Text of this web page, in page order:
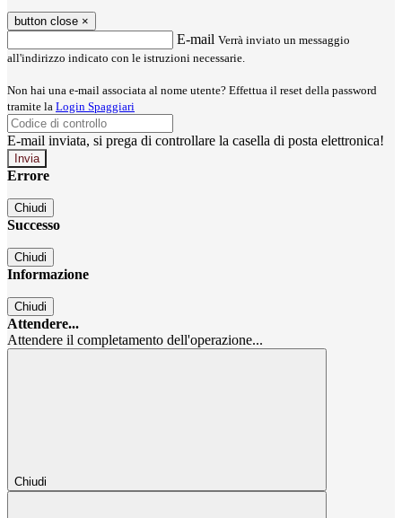
button close ×
E-mail Verrà inviato un messaggio
all'indirizzo indicato con le istruzioni necessarie.
Non hai una e-mail associata al nome utente? Effettua il reset della password
tramite la Login Spaggiari
E-mail inviata, si prega di controllare la casella di posta elettronica!
Errore
Chiudi
Successo
Chiudi
Informazione
Chiudi
Attendere...
Attendere il completamento dell'operazione...
Chiudi